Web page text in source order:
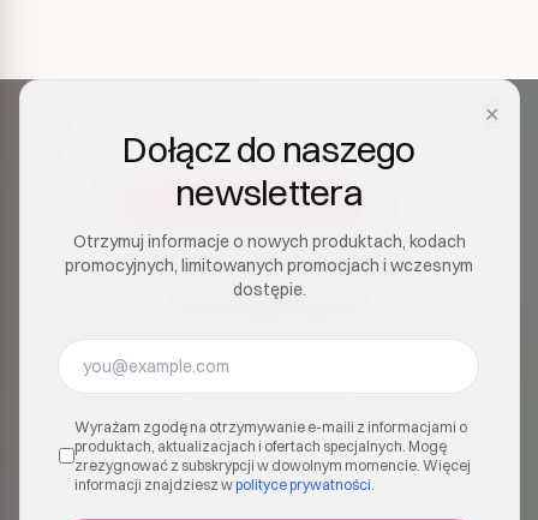
✕
Dołącz do naszego
newslettera
Otrzymuj informacje o nowych produktach, kodach
promocyjnych, limitowanych promocjach i wczesnym
dostępie.
Wyrażam zgodę na otrzymywanie e-maili z informacjami o
produktach, aktualizacjach i ofertach specjalnych. Mogę
zrezygnować z subskrypcji w dowolnym momencie. Więcej
informacji znajdziesz wpolityce prywatności
Dołącz do naszego
newslettera
Otrzymuj informacje o nowych produktach, kodach
promocyjnych, limitowanych promocjach i